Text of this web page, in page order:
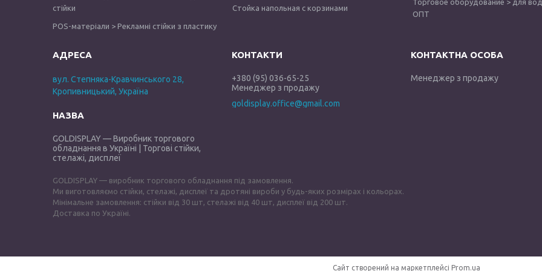
стійки
POS-матеріали > Рекламні стійки з пластику
Стойка напольная с корзинами
ОПТ
вул. Степняка-Кравчинського 28,
Кропивницький, Україна
GOLDISPLAY — Виробник торгового
обладнання в Україні | Торгові стійки,
стелажі, дисплеї
+380 (95) 036-65-25
Менеджер з продажу
goldisplay.office@gmail.com
Менеджер з продажу
GOLDISPLAY — виробник торгового обладнання під замовлення.
Ми виготовляємо стійки, стелажі, дисплеї та дротяні вироби у будь-яких розмірах і кольорах.
Мінімальне замовлення: стійки від 30 шт, стелажі від 40 шт, дисплеї від 200 шт.
Доставка по Україні.
Сайт створений на маркетплейсі Prom.ua